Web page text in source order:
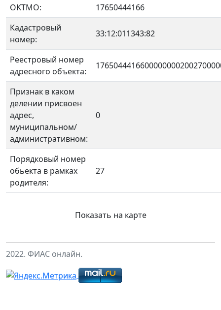
OKTMO:
17650444166
Кадастровый
номер:
33:12:011343:82
Реестровый номер
адресного объекта:
Признак в каком
делении присвоен
адрес,
муниципальном/
административном:
0
Порядковый номер
обьекта в рамках
родителя:
27
Показать на карте
2022. ФИАС онлайн.